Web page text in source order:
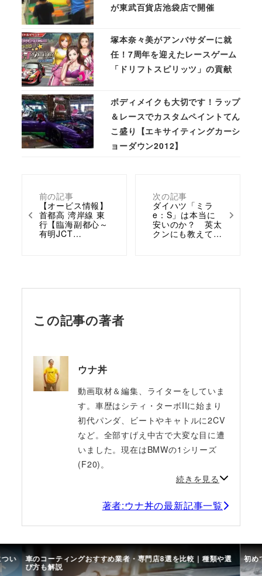
前の記事
【オービス情報】
首都高 湾岸線 東
行【臨海副都心～
有明JCT…
次の記事
ダイハツ「ミラ
e：S」は本当に
安いのか？ 英太
クンにも教えて…
が東武百貨店池袋店で開催
塚本奈々美がアンバサダーに就
任！7周年を迎えたレースゲーム
「ドリフトスピリッツ」の貢献
ボディメイクも大切です！ラップ
＆レースでカスタムペイントてん
こ盛り【エキサイティングカーシ
ョーダウン2012】
この記事の著者
ウナ丼
動画取材＆編集、ライターをしていま
す。車歴はシティ・ターボIIに始まり
初代パンダ、ビートやキャトルに2CV
など。全部すげえ中古で大変な目に遭
いました。現在はBMWの1シリーズ
(F20)。
続きを見る
著者:ウナ丼の最新記事一覧
い 車のコーティングおすすめ業者・専門店8選を比較｜種類や選
び方も解説
初め